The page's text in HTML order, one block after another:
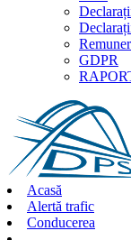
GDPR
Acasă
Alertă trafic
Conducerea